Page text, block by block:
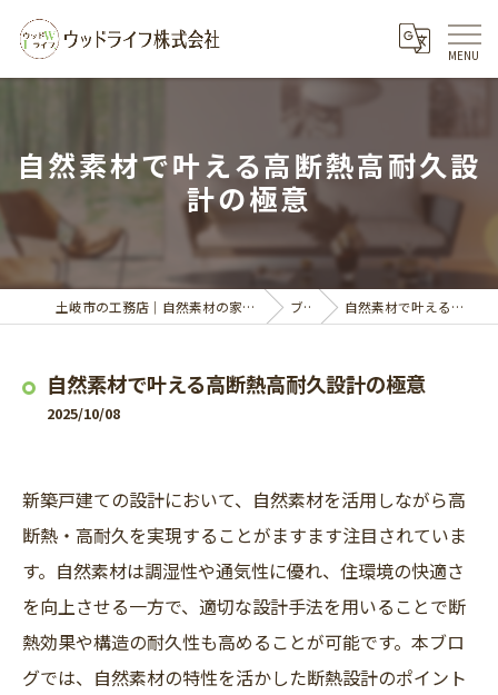
自然素材で叶える高断熱高耐久設
計の極意
土岐市の工務店｜自然素材の家づくりならウッドライフ株式会社 ブログ 自然素材で叶える高断熱高耐久設計の極意
自然素材で叶える高断熱高耐久設計の極意
2025/10/08
新築戸建ての設計において、自然素材を活用しながら高
断熱・高耐久を実現することがますます注目されていま
す。自然素材は調湿性や通気性に優れ、住環境の快適さ
を向上させる一方で、適切な設計手法を用いることで断
熱効果や構造の耐久性も高めることが可能です。本ブロ
グでは、自然素材の特性を活かした断熱設計のポイント